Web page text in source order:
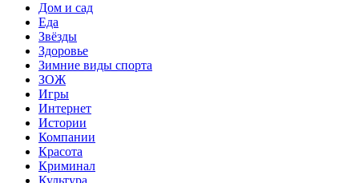
Дом и сад
Еда
Звёзды
Здоровье
Зимние виды спорта
ЗОЖ
Игры
Интернет
Истории
Компании
Красота
Криминал